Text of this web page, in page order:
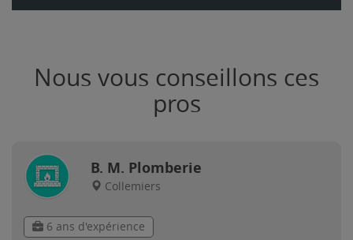
Nous vous conseillons ces
pros
B. M. Plomberie
Collemiers
6 ans d'expérience